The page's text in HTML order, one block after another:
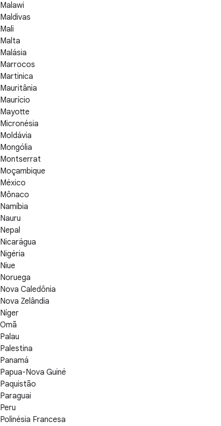
Malawi
Maldivas
Mali
Malta
Malásia
Marrocos
Martinica
Mauritânia
Maurício
Mayotte
Micronésia
Moldávia
Mongólia
Montserrat
Moçambique
México
Mônaco
Namíbia
Nauru
Nepal
Nicarágua
Nigéria
Niue
Noruega
Nova Caledônia
Nova Zelândia
Níger
Omã
Palau
Palestina
Panamá
Papua-Nova Guiné
Paquistão
Paraguai
Peru
Polinésia Francesa